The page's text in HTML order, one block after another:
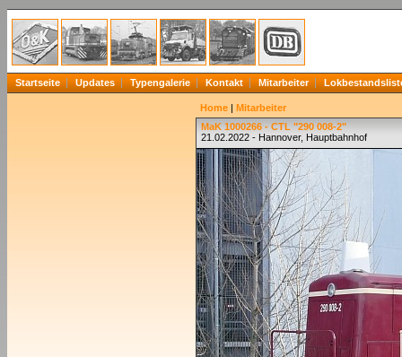
Startseite Updates Typengalerie Kontakt Mitarbeiter
Home | Mitarbeiter
MaK 1000266 - CTL "290 008-2"
21.02.2022 - Hannover, Hauptbahnhof